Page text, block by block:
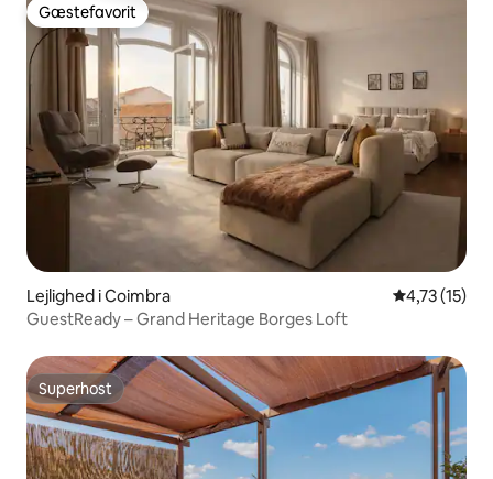
Gæstefavorit
Gæstefavorit
Lejlighed i Coimbra 4,73 ud af 5
4,73 (15)
GuestReady – Grand Heritage Borges Loft
Superhost
Superhost